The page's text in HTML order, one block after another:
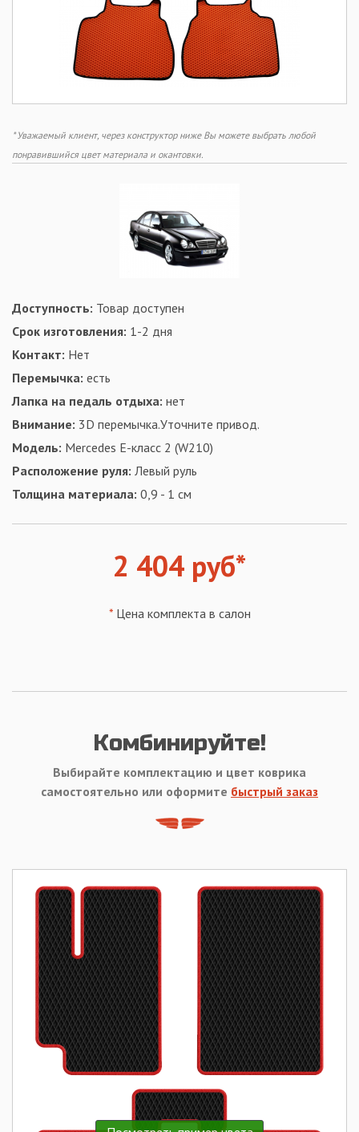
* Уважаемый клиент, через конструктор ниже Вы можете выбрать любой
понравившийся цвет материала и окантовки.
Доступность: Товар доступен
Срок изготовления: 1-2 дня
Контакт: Нет
Перемычка: есть
Лапка на педаль отдыха: нет
Внимание: 3D перемычка.Уточните привод.
Модель: Mercedes E-класс 2 (W210)
Расположение руля: Левый руль
Толщина материала: 0,9 - 1 см
2 404 руб*
*Цена комплекта в салон
Комбинируйте!
Выбирайте комплектацию и цвет коврика
самостоятельно или оформите быстрый заказ